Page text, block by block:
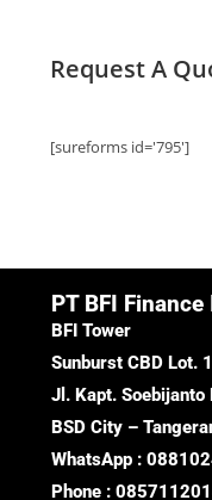
Request A
[sureforms id='795']
PT BFI
BFI Tower
Sunburst CBD Lot.
Jl. Kapt. Soebijanto
BSD City –
WhatsApp :
Phone :